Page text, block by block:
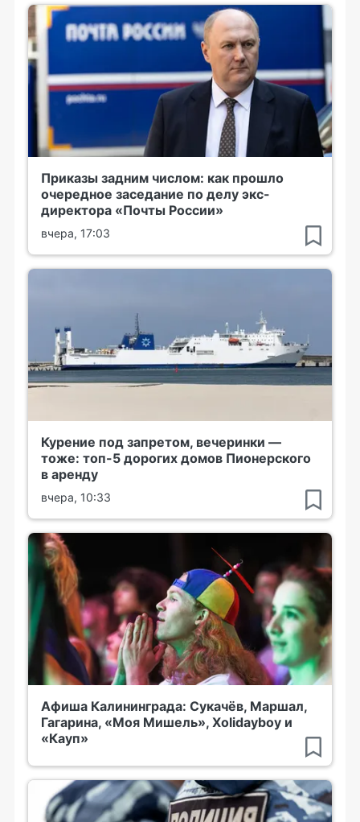
Приказы задним числом: как прошло
очередное заседание по делу экс-
директора «Почты России»
вчера, 17:03
Курение под запретом, вечеринки —
тоже: топ-5 дорогих домов Пионерского
в аренду
вчера, 10:33
Афиша Калининграда: Сукачёв, Маршал,
Гагарина, «Моя Мишель», Xolidayboy и
«Кауп»